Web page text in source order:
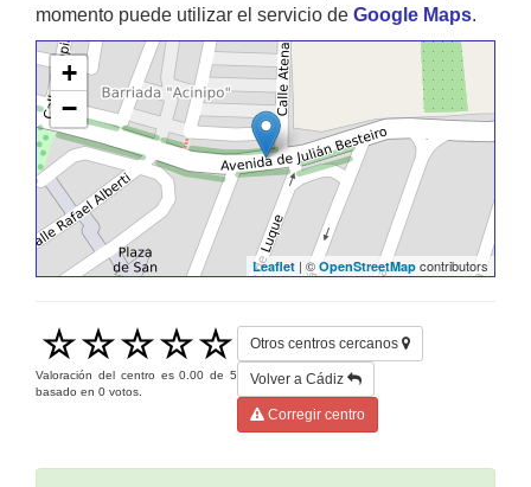
momento puede utilizar el servicio de Google Maps.
+
−
Leaflet | © OpenStreetMap contributors
Valoración del centro es0.00 de5
basado en 0 votos.
Otros centros cercanos
Volver a Cádiz
Corregir centro